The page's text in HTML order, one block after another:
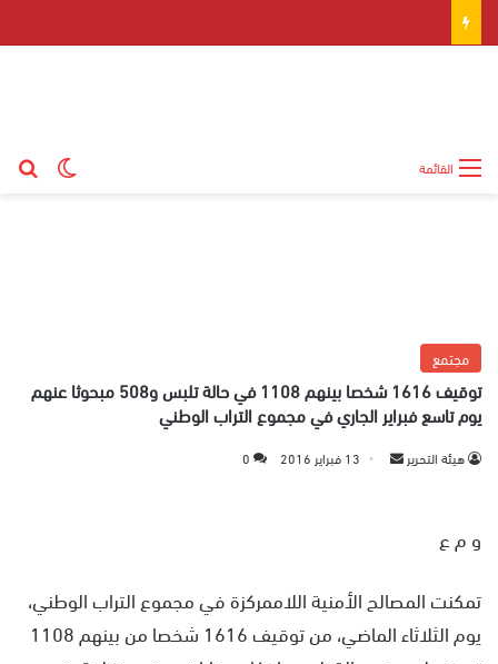
القائمة
مجتمع
توقيف 1616 شخصا بينهم 1108 في حالة تلبس و508 مبحوثا عنهم
يوم تاسع فبراير الجاري في مجموع التراب الوطني
هيئة التحرير
ر
د
13 فبراير 2016 0
و م ع
تمكنت المصالح الأمنية اللاممركزة في مجموع التراب الوطني،
يوم الثلاثاء الماضي، من توقيف 1616 شخصا من بينهم 1108